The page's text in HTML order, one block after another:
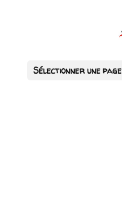
Sélectionner une page